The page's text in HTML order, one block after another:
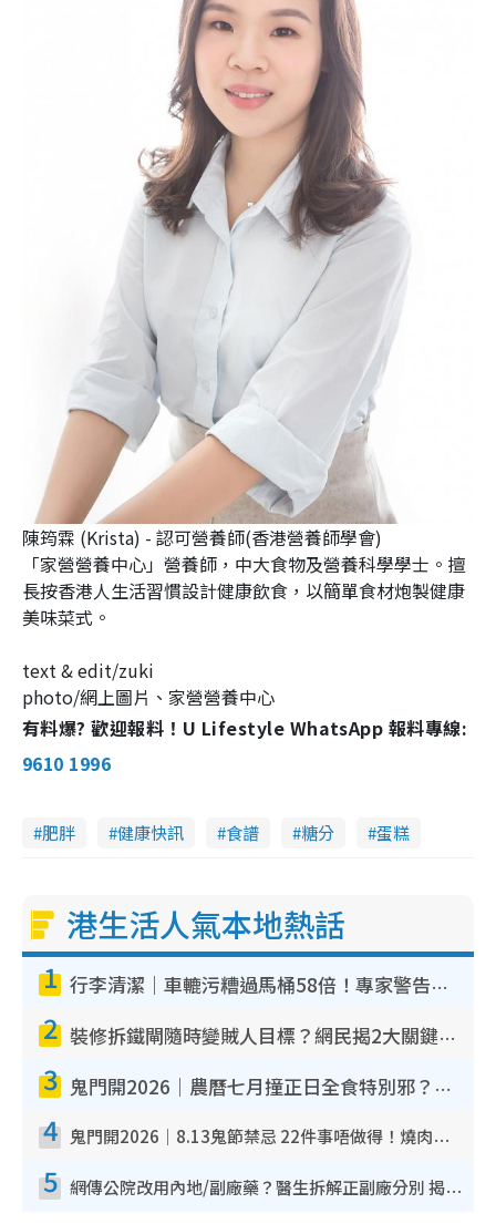
陳筠霖 (Krista) - 認可營養師(香港營養師學會)
「家營營養中心」營養師，中大食物及營養科學學士。擅
長按香港人生活習慣設計健康飲食，以簡單食材炮製健康
美味菜式。
text & edit/zuki
photo/網上圖片、家營營養中心
有料爆? 歡迎報料！U Lifestyle WhatsApp 報料專線:
9610 1996
肥胖 健康快訊 食譜 糖分 蛋糕
港生活人氣本地熱話
1 行李清潔｜車轆污糟過馬桶58倍！專家警告忌用酒精抹 教1招免污手除菌
2 裝修拆鐵閘隨時變賊人目標？網民揭2大關鍵用途：裝新式等於白裝？附新舊鐵閘分別
3 鬼門開2026｜農曆七月撞正日全食特別邪？專家警告切忌做一事！揭4大禁忌+2招保平安
4 鬼門開2026｜8.13鬼節禁忌 22件事唔做得！燒肉、刺身要少食？半夜勿吹口哨/打呢個電話
5 網傳公院改用內地/副廠藥？醫生拆解正副廠分別 揭4類人換藥隨時出事